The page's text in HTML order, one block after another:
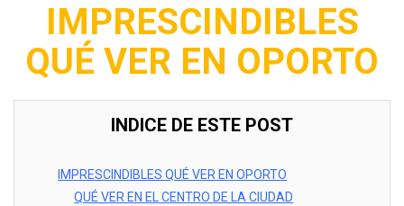
IMPRESCINDIBLES
QUÉ VER EN OPORTO
INDICE DE ESTE POST
IMPRESCINDIBLES QUÉ VER EN OPORTO
QUÉ VER EN EL CENTRO DE LA CIUDAD